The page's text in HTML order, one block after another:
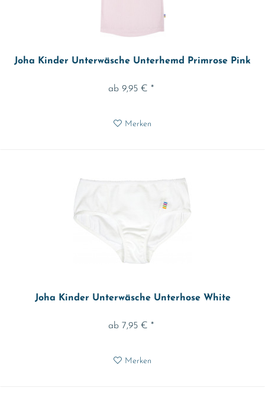
Joha Kinder Unterwäsche Unterhemd Primrose Pink
ab 9,95 € *
Merken
Joha Kinder Unterwäsche Unterhose White
ab 7,95 € *
Merken